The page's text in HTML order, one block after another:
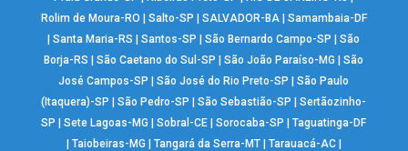
Rolim de Moura-RO
Salto-SP SALVADOR-BA| Samambaia-DF
|Santa Maria-RS |Santos-SP |São Bernardo Campo-SP |São
Borja-RS
|São Caetano do Sul-SP |São João Paraíso-MG |São
José Campos-SP
|São José do Rio Preto-SP |São Paulo
(Itaquera)-SP
|São Pedro-SP |São Sebastião-SP |Sertãozinho-
SP
|Sete Lagoas-MG |Sobral-CE |Sorocaba-SP |Taguatinga-DF
Taiobeiras-MG Tangará da Serra-MT| Tarauacá-AC|